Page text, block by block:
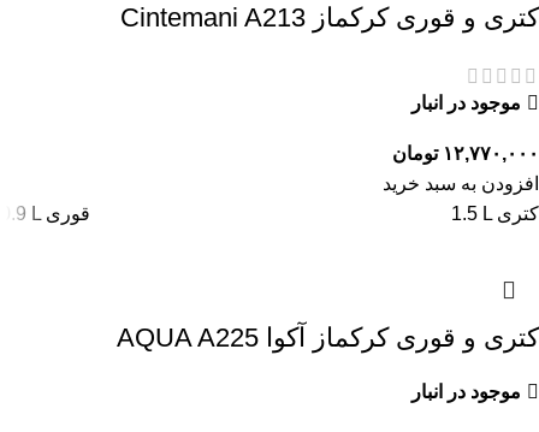
کتری و قوری کرکماز Cintemani A213
موجود در انبار
۱۲,۷۷۰,۰۰۰ تومان
افزودن به سبد خرید
1.5 L کتری
0.9 L قوری
کتری و قوری کرکماز آکوا AQUA A225
موجود در انبار